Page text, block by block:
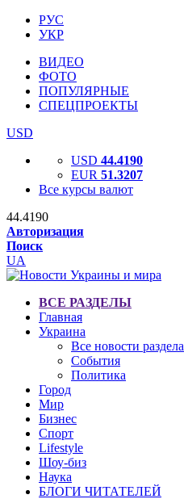
РУС
УКР
ВИДЕО
ФОТО
ПОПУЛЯРНЫЕ
СПЕЦПРОЕКТЫ
USD
USD 44.4190
EUR 51.3207
Все курсы валют
44.4190
Авторизация
Поиск
UA
ВСЕ РАЗДЕЛЫ
Главная
Украина
Все новости раздела
События
Политика
Город
Мир
Бизнес
Спорт
Lifestyle
Шоу-биз
Наука
БЛОГИ ЧИТАТЕЛЕЙ